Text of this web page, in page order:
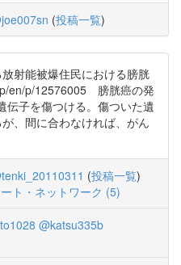
(投稿一覧)
射能被爆住民における膀胱
en/p/12576005 膀胱癌の発
伝子を傷つける。傷ついた遺
、間に合わなければ、がん
(投稿一覧)
ト・ネットワーク (5)
@katsu335b